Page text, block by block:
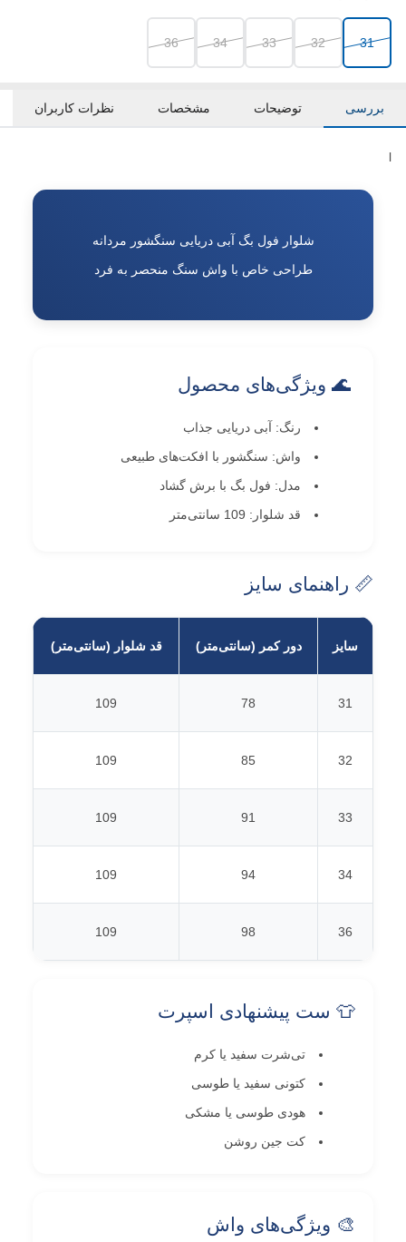
31
32
33
34
36
بررسی توضیحات مشخصات نظرات کاربران
l
شلوار فول بگ آبی دریایی سنگشور مردانه
طراحی خاص با واش سنگ منحصر به فرد
🌊 ویژگی‌های محصول
رنگ: آبی دریایی جذاب
واش: سنگشور با افکت‌های طبیعی
مدل: فول بگ با برش گشاد
قد شلوار: 109 سانتی‌متر
📏 راهنمای سایز
سایز دور کمر (سانتی‌متر) قد شلوار (سانتی‌متر)
31
78
109
32
85
109
33
91
109
34
94
109
36
98
109
👕 ست پیشنهادی اسپرت
تی‌شرت سفید یا کرم
کتونی سفید یا طوسی
هودی طوسی یا مشکی
کت جین روشن
🎨 ویژگی‌های واش